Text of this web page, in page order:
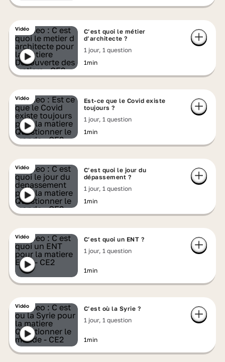
Vidéo
C’est quoi le métier
d’architecte ?
1 jour, 1 question
1min
Vidéo
Est-ce que le Covid existe
toujours ?
1 jour, 1 question
1min
Vidéo
C’est quoi le jour du
dépassement ?
1 jour, 1 question
1min
Vidéo
C’est quoi un ENT ?
1 jour, 1 question
1min
Vidéo
C’est où la Syrie ?
1 jour, 1 question
1min